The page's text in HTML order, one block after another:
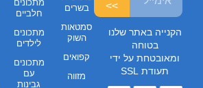
בשרים
סמטאות
השוק
קפואים
מזווה
מתכונים
חלביים
מתכונים
לילדים
מתכונים
עם
גבינות
>>
הקנייה באתר שלנו
בטוחה
ומאובטחת על ידי
תעודת SSL